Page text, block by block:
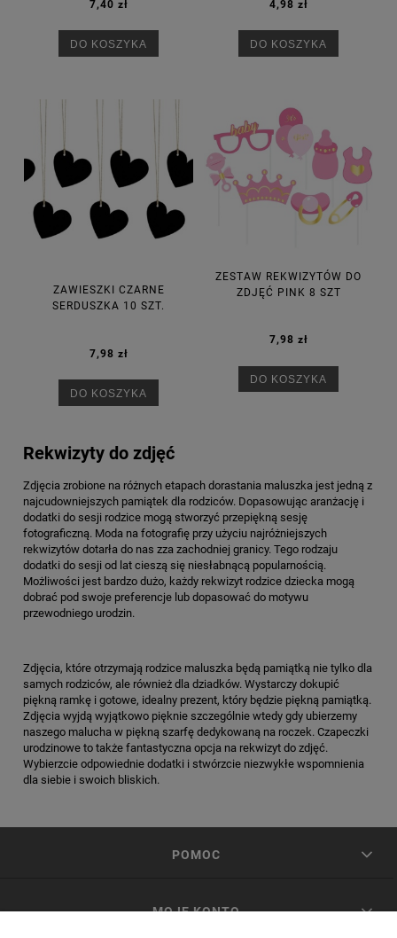
7,40 zł
DO KOSZYKA
4,98 zł
DO KOSZYKA
ZAWIESZKI CZARNE
SERDUSZKA 10 SZT.
7,98 zł
DO KOSZYKA
ZESTAW REKWIZYTÓW DO
ZDJĘĆ PINK 8 SZT
7,98 zł
DO KOSZYKA
Rekwizyty do zdjęć
Zdjęcia zrobione na różnych etapach dorastania maluszka jest jedną z
najcudowniejszych pamiątek dla rodziców. Dopasowując aranżację i
dodatki do sesji rodzice mogą stworzyć przepiękną sesję
fotograficzną. Moda na fotografię przy użyciu najróżniejszych
rekwizytów dotarła do nas zza zachodniej granicy. Tego rodzaju
dodatki do sesji od lat cieszą się niesłabnącą popularnością.
Możliwości jest bardzo dużo, każdy rekwizyt rodzice dziecka mogą
dobrać pod swoje preferencje lub dopasować do motywu
przewodniego urodzin.
Zdjęcia, które otrzymają rodzice maluszka będą pamiątką nie tylko dla
samych rodziców, ale również dla dziadków. Wystarczy dokupić
piękną ramkę i gotowe, idealny prezent, który będzie piękną pamiątką.
Zdjęcia wyjdą wyjątkowo pięknie szczególnie wtedy gdy ubierzemy
naszego malucha w piękną szarfę dedykowaną na roczek. Czapeczki
urodzinowe to także fantastyczna opcja na rekwizyt do zdjęć.
Wybierzcie odpowiednie dodatki i stwórzcie niezwykłe wspomnienia
dla siebie i swoich bliskich.
POMOC
MOJE KONTO